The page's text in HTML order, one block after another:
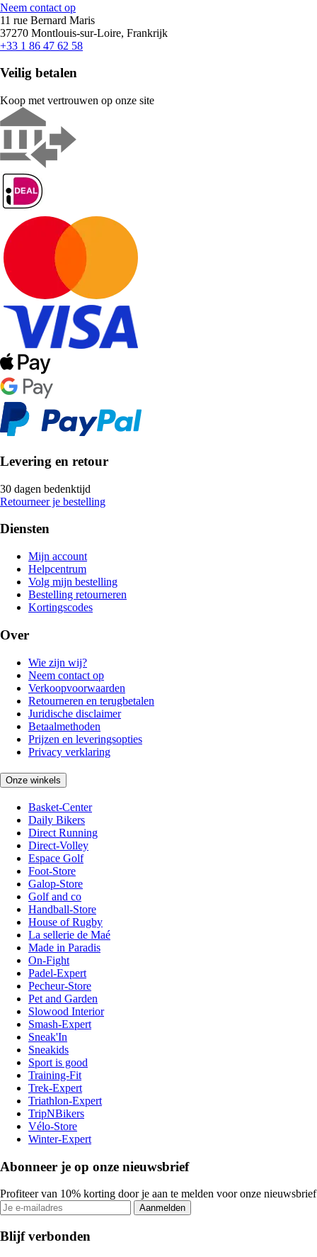
Neem contact op
11 rue Bernard Maris
37270 Montlouis-sur-Loire, Frankrijk
+33 1 86 47 62 58
Veilig betalen
Koop met vertrouwen op onze site
Levering en retour
30 dagen bedenktijd
Retourneer je bestelling
Diensten
Mijn account
Helpcentrum
Volg mijn bestelling
Bestelling retourneren
Kortingscodes
Over
Wie zijn wij?
Neem contact op
Verkoopvoorwaarden
Retourneren en terugbetalen
Juridische disclaimer
Betaalmethoden
Prijzen en leveringsopties
Privacy verklaring
Onze winkels
Basket-Center
Daily Bikers
Direct Running
Direct-Volley
Espace Golf
Foot-Store
Galop-Store
Golf and co
Handball-Store
House of Rugby
La sellerie de Maé
Made in Paradis
On-Fight
Padel-Expert
Pecheur-Store
Pet and Garden
Slowood Interior
Smash-Expert
Sneak'In
Sneakids
Sport is good
Training-Fit
Trek-Expert
Triathlon-Expert
TripNBikers
Vélo-Store
Winter-Expert
Abonneer je op onze nieuwsbrief
Profiteer van 10% korting door je aan te melden voor onze nieuwsbrief
Aanmelden
Blijf verbonden